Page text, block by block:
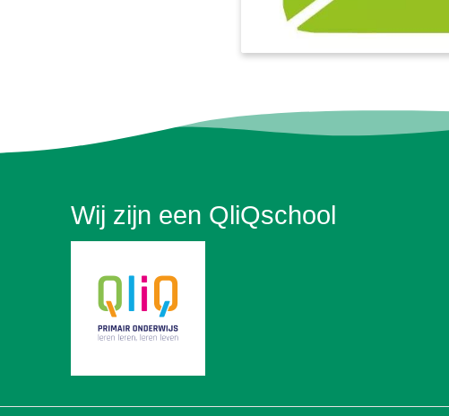
Wij zijn een QliQschool